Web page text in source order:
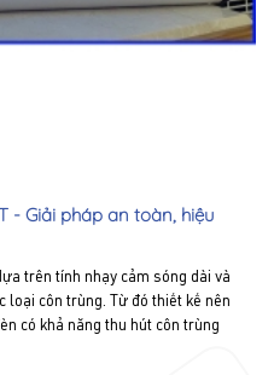
- Giải pháp an toàn, hiệu
trên tính nhạy cảm sóng dài và
loại côn trùng. Từ đó thiết kế nên
có khả năng thu hút côn trùng